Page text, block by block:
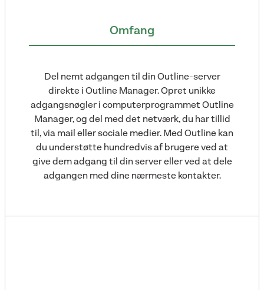
Omfang
Del nemt adgangen til din Outline-server
direkte i Outline Manager. Opret unikke
adgangsnøgler i computerprogrammet Outline
Manager, og del med det netværk, du har tillid
til, via mail eller sociale medier. Med Outline kan
du understøtte hundredvis af brugere ved at
give dem adgang til din server eller ved at dele
adgangen med dine nærmeste kontakter.